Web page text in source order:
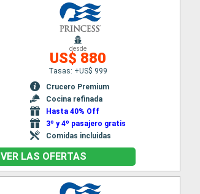
desde
US$ 880
Tasas: +US$ 999
Crucero Premium
Cocina refinada
Hasta 40% Off
3º y 4º pasajero gratis
Comidas incluidas
VER LAS OFERTAS